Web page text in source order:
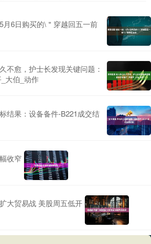
月6日购买的\＂穿越回五一前
不愈，护士长发现关键问题：
大伯_动作
结果：设备备件-B221成交结
收窄
大贸易战 美股周五低开